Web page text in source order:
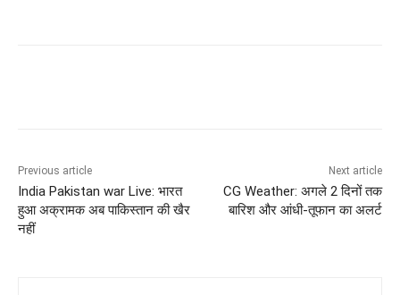
Previous article
India Pakistan war Live: भारत
हुआ अक्रामक अब पाकिस्तान की खैर
नहीं
Next article
CG Weather: अगले 2 दिनों तक
बारिश और आंधी-तूफान का अलर्ट